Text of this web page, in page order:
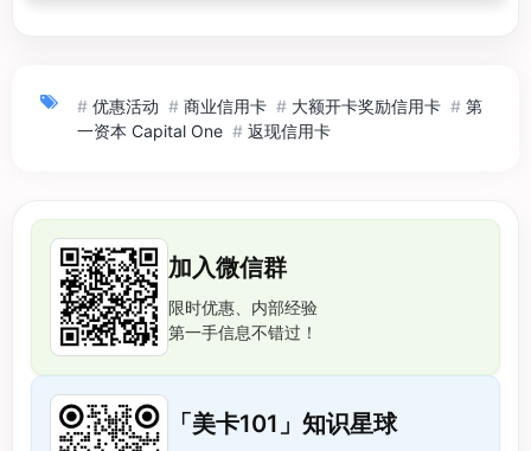
# 优惠活动 # 商业信用卡 # 大额开卡奖励信用卡 # 第
一资本 Capital One # 返现信用卡
加入微信群
限时优惠、内部经验
第一手信息不错过！
「美卡101」知识星球